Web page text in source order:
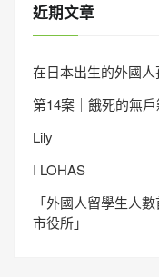
近期文章
在日本出生的外國人
第14案｜餓死的無
Lily
I LOHAS
「外國人留學生人
市役所」